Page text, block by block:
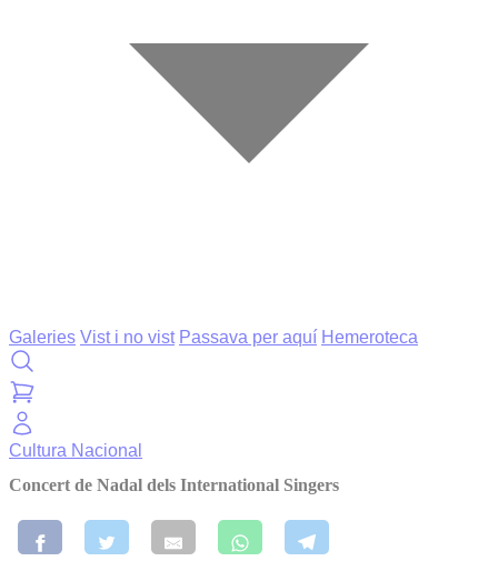
Galeries Vist i no vist Passava per aquí Hemeroteca
Cultura Nacional
Concert de Nadal dels International Singers